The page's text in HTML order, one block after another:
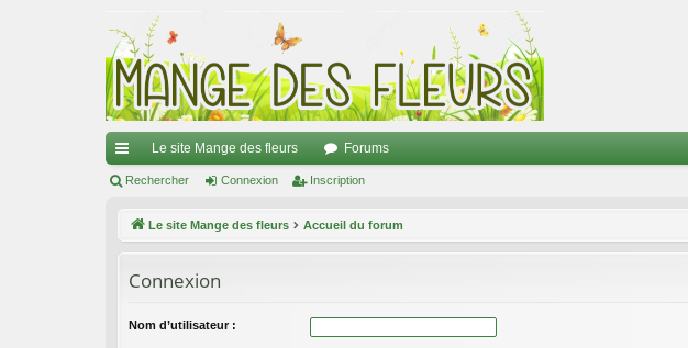
ac
Le site Mange des fleurs Forums
Rechercher Connexion Inscription
Le site Mange des fleurs Accueil du forum
Connexion
Nom d’utilisateur :